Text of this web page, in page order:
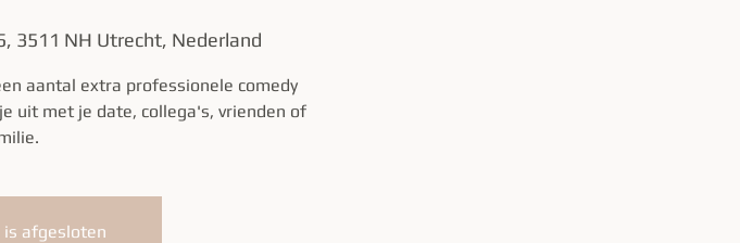
3511 NH Utrecht, Nederland
aantal extra professionele comedy
uit met je date, collega's, vrienden of
afgesloten